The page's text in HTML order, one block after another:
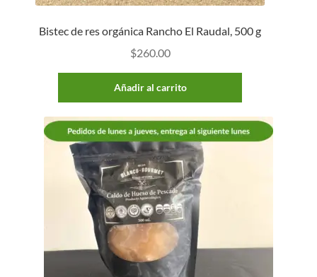
Bistec de res orgánica Rancho El Raudal, 500 g
$260.00
Añadir al carrito